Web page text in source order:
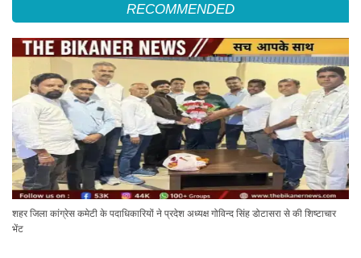
RECOMMENDED
शहर जिला कांग्रेस कमेटी के पदाधिकारियों ने प्रदेश अध्यक्ष गोविन्द सिंह डोटासरा से की शिष्टाचार
भेंट